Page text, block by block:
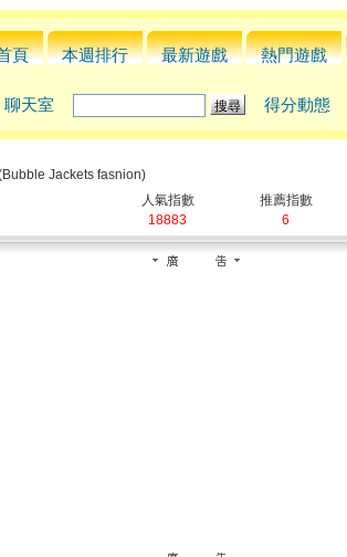
頁 本週排行 最新遊戲 熱門遊戲
聊天室 得分動態
Jackets fasnion)
人氣指數
18883
推薦指數
6